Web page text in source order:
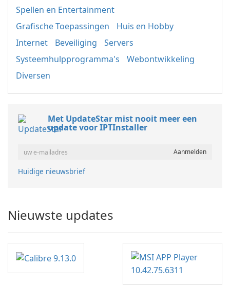
Spellen en Entertainment
Grafische Toepassingen
Huis en Hobby
Internet
Beveiliging
Servers
Systeemhulpprogramma's
Webontwikkeling
Diversen
Met UpdateStar mist nooit meer een
update voor IPTInstaller
Huidige nieuwsbrief
Nieuwste updates